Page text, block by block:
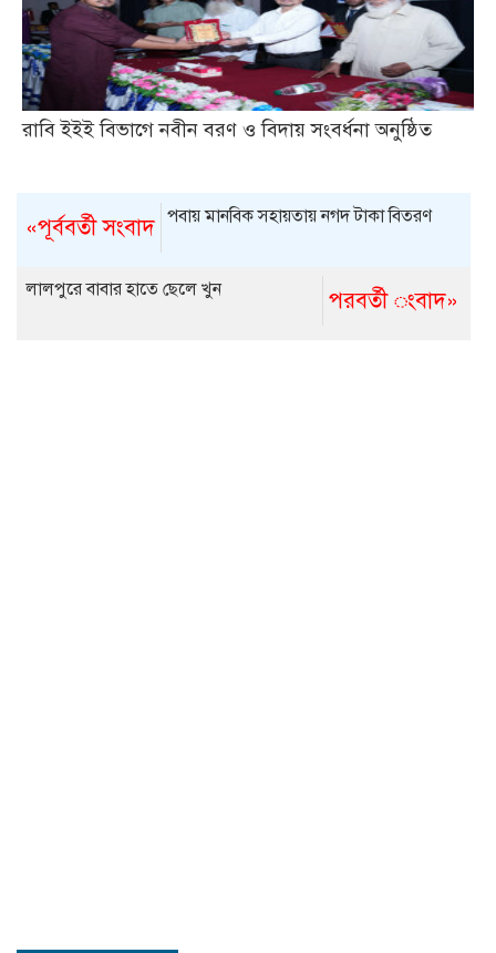
রাবি ইইই বিভাগে নবীন বরণ ও বিদায় সংবর্ধনা অনুষ্ঠিত
«পূর্ববর্তী সংবাদ পবায় মানবিক সহায়তায় নগদ টাকা বিতরণ
পরবর্তী ংবাদ»
লালপুরে বাবার হাতে ছেলে খুন